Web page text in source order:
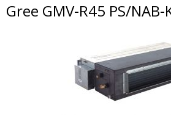
Gree GMV-R45 PS/NAB-